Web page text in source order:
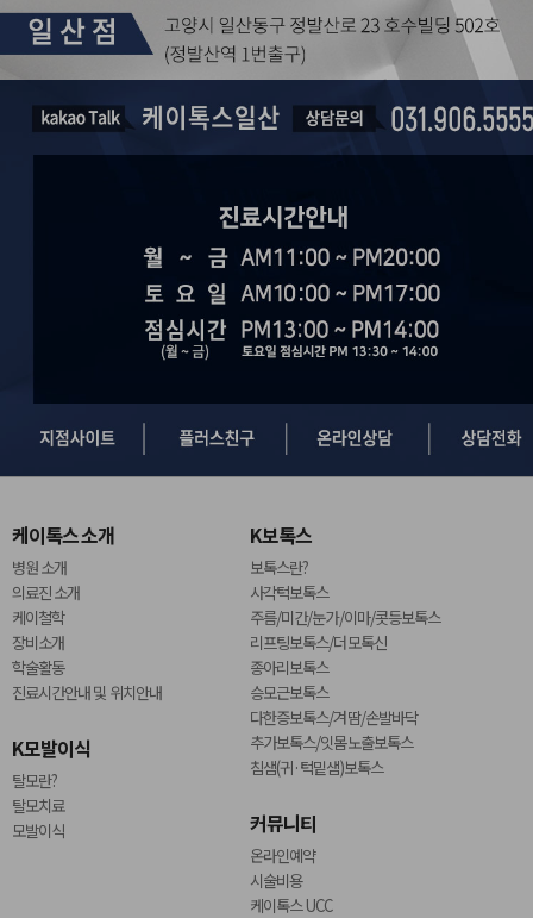
케이톡스 소개
병원 소개
의료진 소개
케이철학
장비소개
학술활동
진료시간안내 및 위치안내
K모발이식
탈모란?
탈모치료
모발이식
K보톡스
보톡스란?
사각턱보톡스
주름/미간/눈가/이마/콧등보톡스
리프팅보톡스/더모톡신
종아리보톡스
승모근보톡스
다한증보톡스/겨땀/손발바닥
추가보톡스/잇몸노출보톡스
침샘(귀·턱밑샘)보톡스
커뮤니티
온라인예약
시술비용
케이톡스 UCC